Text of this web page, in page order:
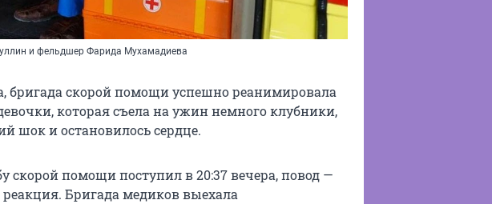
и фельдшер Фарида Мухамадиева
бригада скорой помощи успешно реанимировала
которая съела на ужин немного клубники,
шок и остановилось сердце.
скорой помощи поступил в 20:37 вечера, повод —
реакция. Бригада медиков выехала